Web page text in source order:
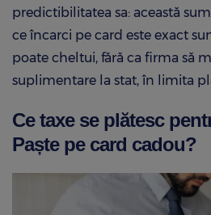
predictibilitatea sa: această
ce încarci pe card este exact
poate cheltui, fără ca firma să
suplimentare la stat, în limita
Ce taxe se plătesc
Paște pe card cadou?